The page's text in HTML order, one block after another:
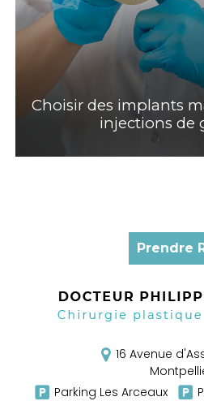
Choisir des implants
injections de
Prendre
16 Avenue
Parking Les Arceaux